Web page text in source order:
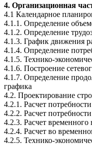
4. Организационная
4.1 Календарное
4.1.1. Определение
4.1.2. Определение
4.1.3. График движения
4.1.4. Определение
4.1.5. Технико-
4.1.6. Построение
4.1.7. Определение
графика
4.2. Проектирование
4.2.1. Расчет
4.2.2. Расчет
4.2.3. Расчет
4.2.4. Расчет во
4.2.5. Технико-